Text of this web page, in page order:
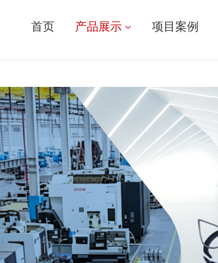
首页 产品展示 项目案例